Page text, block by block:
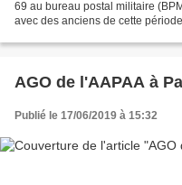
69 au bureau postal militaire
avec des anciens de cette
AGO de l'AAPAA à
Publié le 17/06/2019 à 15:32